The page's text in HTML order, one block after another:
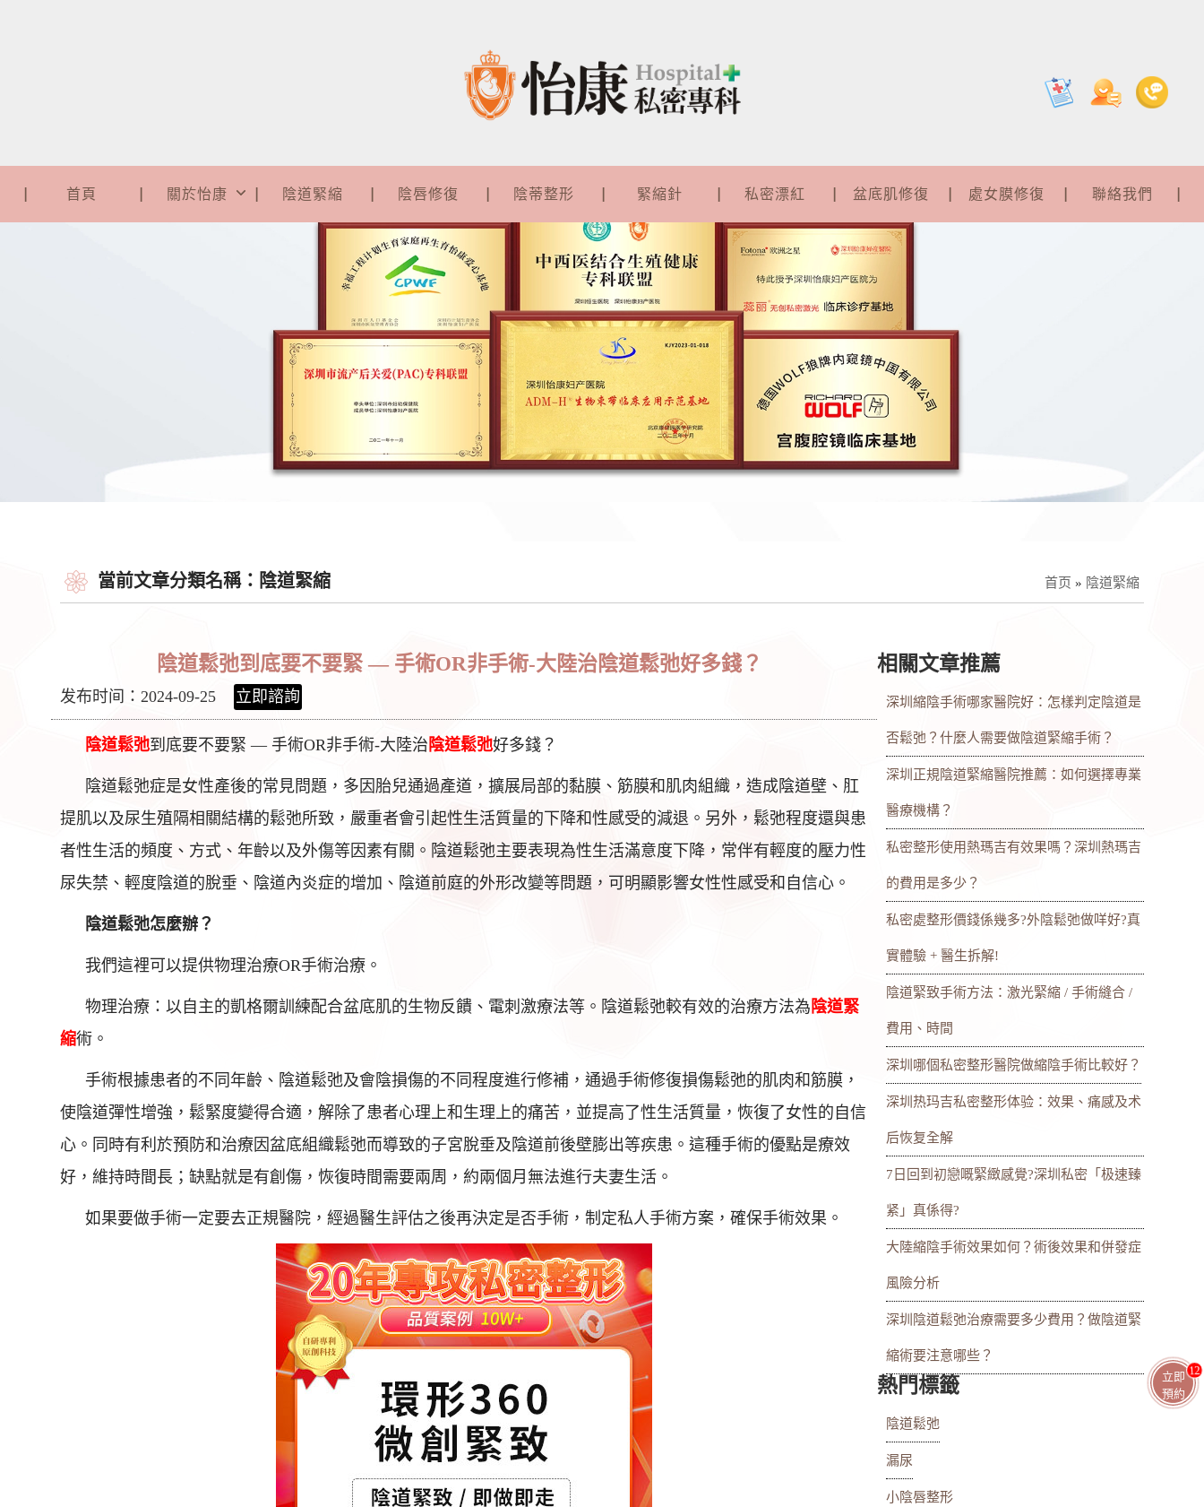
首頁 關於怡康 陰道緊縮 陰唇修復 陰蒂整形 緊縮針 私密漂紅 盆底肌修復 處女膜修復 聯絡我們
當前文章分類名稱：陰道緊縮 首页 » 陰道緊縮
陰道鬆弛到底要不要緊 — 手術OR非手術-大陸治陰道鬆弛好多錢？
发布时间：2024-09-25 立即諮詢
陰道鬆弛到底要不要緊 — 手術OR非手術-大陸治 陰道鬆弛好多錢？
陰道鬆弛症是女性產後的常見問題，多因胎兒通過產道，擴展局部的黏膜、筋膜和肌肉組織，造成陰道壁、肛
提肌以及尿生殖隔相關結構的鬆弛所致，嚴重者會引起性生活質量的下降和性感受的減退。另外，鬆弛程度還與患
者性生活的頻度、方式、年齡以及外傷等因素有關。陰道鬆弛主要表現為性生活滿意度下降，常伴有輕度的壓力性
尿失禁、輕度陰道的脫垂、陰道內炎症的增加、陰道前庭的外形改變等問題，可明顯影響女性性感受和自信心。
陰道鬆弛怎麼辦？
我們這裡可以提供物理治療OR手術治療。
物理治療：以自主的凱格爾訓練配合盆底肌的生物反饋、電刺激療法等。陰道鬆弛較有效的治療方法為 陰道緊
縮術。
手術根據患者的不同年齡、陰道鬆弛及會陰損傷的不同程度進行修補，通過手術修復損傷鬆弛的肌肉和筋膜，
使陰道彈性增強，鬆緊度變得合適，解除了患者心理上和生理上的痛苦，並提高了性生活質量，恢復了女性的自信
心。同時有利於預防和治療因盆底組織鬆弛而導致的子宮脫垂及陰道前後壁膨出等疾患。這種手術的優點是療效
好，維持時間長；缺點就是有創傷，恢復時間需要兩周，約兩個月無法進行夫妻生活。
如果要做手術一定要去正規醫院，經過醫生評估之後再決定是否手術，制定私人手術方案，確保手術效果。
相關文章推薦
深圳縮陰手術哪家醫院好：怎樣判定陰道是
否鬆弛？什麼人需要做陰道緊縮手術？
深圳正規陰道緊縮醫院推薦：如何選擇專業
醫療機構？
私密整形使用熱瑪吉有效果嗎？深圳熱瑪吉
的費用是多少？
私密處整形價錢係幾多?外陰鬆弛做咩好?真
實體驗 + 醫生拆解!
陰道緊致手術方法：激光緊縮 / 手術縫合 /
費用、時間
深圳哪個私密整形醫院做縮陰手術比較好？
深圳热玛吉私密整形体验：效果、痛感及术
后恢复全解
7日回到初戀嘅緊緻感覺?深圳私密「极速臻
紧」真係得?
大陸縮陰手術效果如何？術後效果和併發症
風險分析
深圳陰道鬆弛治療需要多少費用？做陰道緊
縮術要注意哪些？
熱門標籤
陰道鬆弛
漏尿
小陰唇整形
立即
預約
13